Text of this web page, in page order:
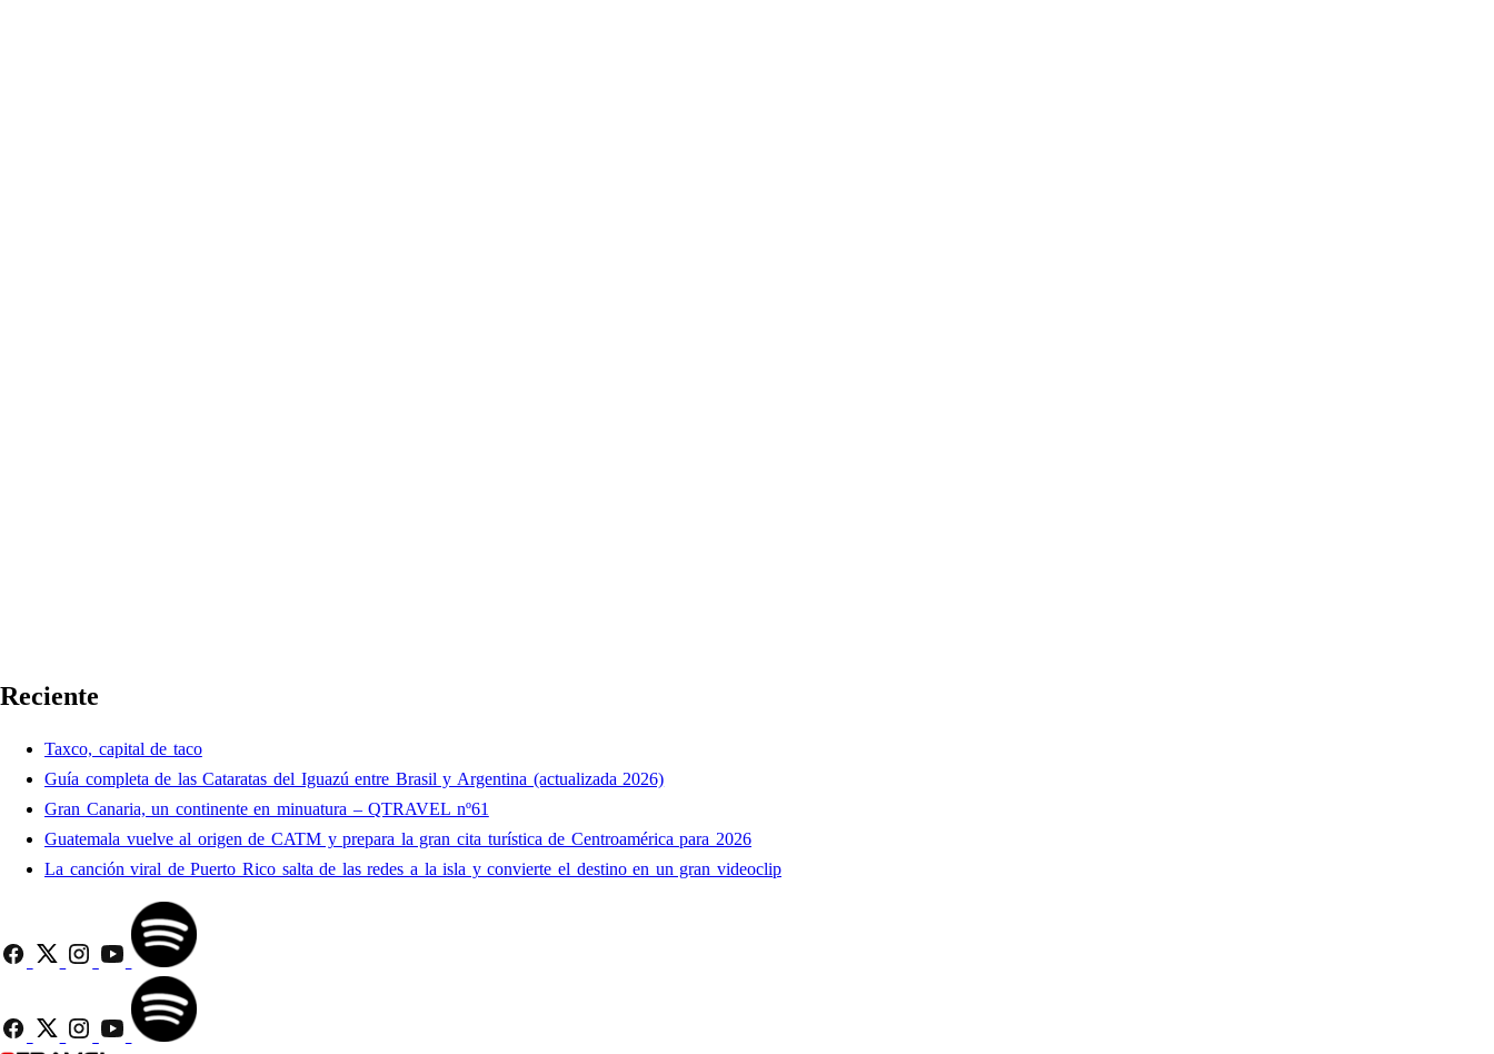
Reciente
Taxco, capital de taco
Guía completa de las Cataratas del Iguazú entre Brasil y Argentina (actualizada 2026)
Gran Canaria, un continente en minuatura – QTRAVEL nº61
Guatemala vuelve al origen de CATM y prepara la gran cita turística de Centroamérica para 2026
La canción viral de Puerto Rico salta de las redes a la isla y convierte el destino en un gran videoclip